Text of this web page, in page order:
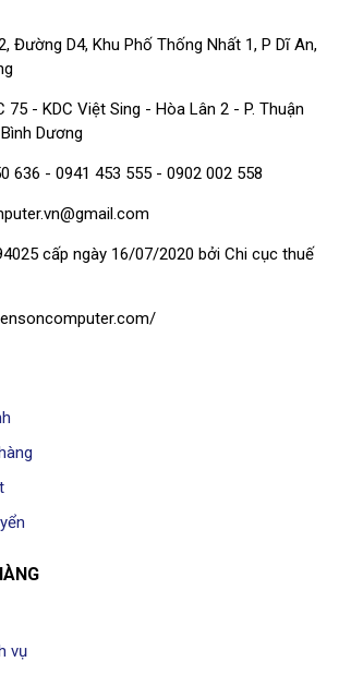
Đường D4, Khu Phố Thống Nhất 1, P Dĩ An,
75 - KDC Việt Sing - Hòa Lân 2 - P. Thuận
Dương
636 - 0941 453 555 - 0902 002 558
cấp ngày 16/07/2020 bởi Chi cục thuế
vụ